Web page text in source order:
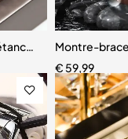
lumineux
Montre-
€ 59,99